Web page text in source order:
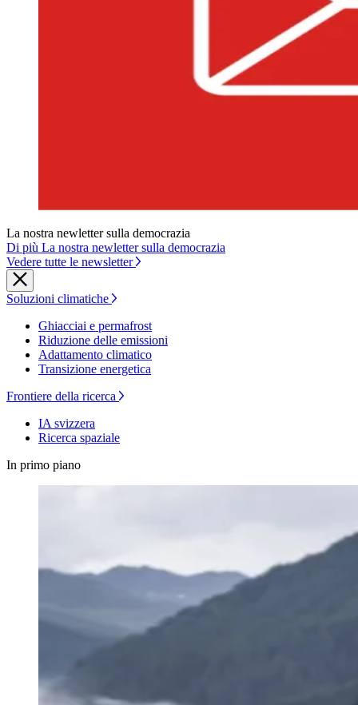
La nostra newletter sulla democrazia
Di più La nostra newletter sulla democrazia
Vedere tutte le newsletter
Soluzioni climatiche
Ghiacciai e permafrost
Riduzione delle emissioni
Adattamento climatico
Transizione energetica
Frontiere della ricerca
IA svizzera
Ricerca spaziale
In primo piano